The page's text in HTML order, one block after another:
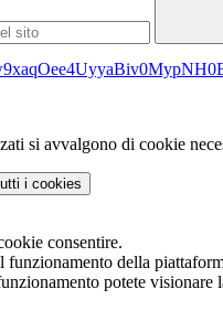
si avvalgono di cookie
i cookies
consentire.
della
potete visionare